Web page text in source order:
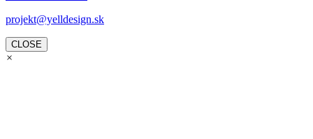
projekt@yelldesign.sk
CLOSE
×